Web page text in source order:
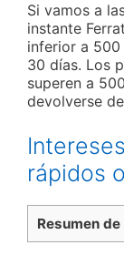
Si vamos a
instante
inferior a
30 días. Los
superen a
devolverse
rápidos
Resumen